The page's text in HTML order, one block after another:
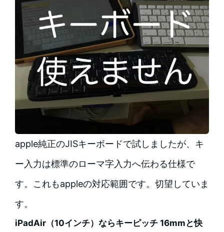
apple純正のJISキーボードで試しましたが、キ
ー入力は標準のローマ字入力へ伝わる仕様で
す。これもappleの対応範囲です。切望していま
す。
iPadAir（10インチ）ならキーピッチ 16mmと快